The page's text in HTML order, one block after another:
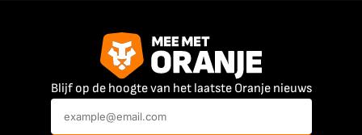
Blijf op de hoogte van het laatste Oranje nieuws